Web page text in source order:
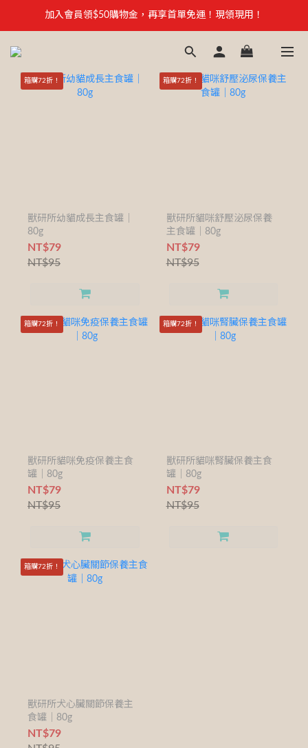
【安心聲明】 獸研所全品項未使用問題油品，點我看詳情 →
加入會員領$50購物金，再享首單免運！現領現用！
加入官方LINE，優惠不錯過！
【安心聲明】 獸研所全品項未使用問題油品，點我看詳情 →
箱購72折！
獸研所幼貓成長主食罐｜
80g
NT$79
NT$95
箱購72折！
獸研所貓咪舒壓泌尿保養
主食罐｜80g
NT$79
NT$95
箱購72折！
獸研所貓咪免疫保養主食
罐｜80g
NT$79
NT$95
箱購72折！
獸研所貓咪腎臟保養主食
罐｜80g
NT$79
NT$95
箱購72折！
獸研所犬心臟關節保養主
食罐｜80g
NT$79